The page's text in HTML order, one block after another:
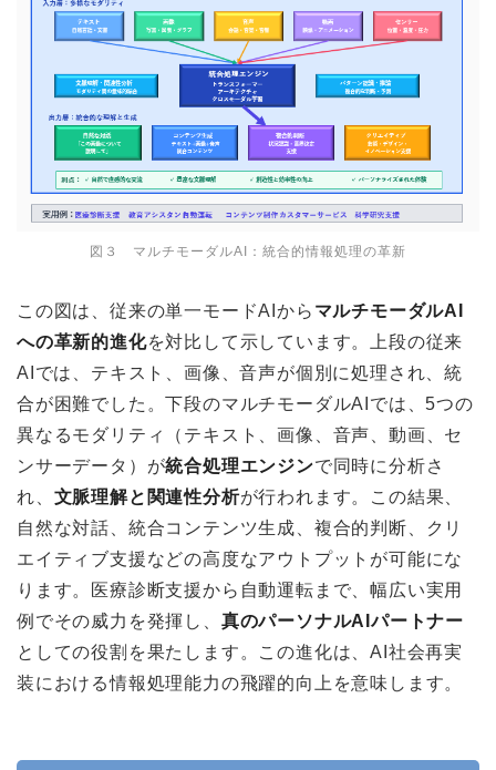
図３ マルチモーダルAI：統合的情報処理の革新
この図は、従来の単一モードAIから マルチモーダルAI
への革新的進化を対比して示しています。上段の従来
AIでは、テキスト、画像、音声が個別に処理され、統
合が困難でした。下段のマルチモーダルAIでは、5つの
異なるモダリティ（テキスト、画像、音声、動画、セ
ンサーデータ）が統合処理エンジンで同時に分析さ
れ、 文脈理解と関連性分析が行われます。この結果、
自然な対話、統合コンテンツ生成、複合的判断、クリ
エイティブ支援などの高度なアウトプットが可能にな
ります。医療診断支援から自動運転まで、幅広い実用
例でその威力を発揮し、 真のパーソナルAIパートナー
としての役割を果たします。この進化は、AI社会再実
装における情報処理能力の飛躍的向上を意味します。